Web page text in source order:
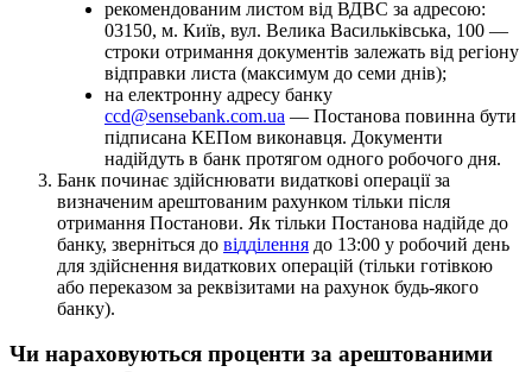
рекомендованим листом від ВДВС за адресою:
03150, м. Київ, вул. Велика Васильківська, 100 —
строки отримання документів залежать від регіону
відправки листа (максимум до семи днів);
на електронну адресу банку
ccd@sensebank.com.ua — Постанова повинна бути
підписана КЕПом виконавця. Документи
надійдуть в банк протягом одного робочого дня.
Банк починає здійснювати видаткові операції за
визначеним арештованим рахунком тільки після
отримання Постанови. Як тільки Постанова надійде до
банку, зверніться до відділення до 13:00 у робочий день
для здійснення видаткових операцій (тільки готівкою
або переказом за реквізитами на рахунок будь-якого
банку).
Чи нараховуються проценти за арештованими